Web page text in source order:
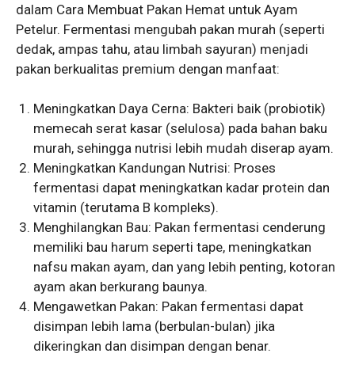
dalam Cara Membuat Pakan Hemat untuk Ayam
Petelur. Fermentasi mengubah pakan murah (seperti
dedak, ampas tahu, atau limbah sayuran) menjadi
pakan berkualitas premium dengan manfaat:
Meningkatkan Daya Cerna: Bakteri baik (probiotik)
memecah serat kasar (selulosa) pada bahan baku
murah, sehingga nutrisi lebih mudah diserap ayam.
Meningkatkan Kandungan Nutrisi: Proses
fermentasi dapat meningkatkan kadar protein dan
vitamin (terutama B kompleks).
Menghilangkan Bau: Pakan fermentasi cenderung
memiliki bau harum seperti tape, meningkatkan
nafsu makan ayam, dan yang lebih penting, kotoran
ayam akan berkurang baunya.
Mengawetkan Pakan: Pakan fermentasi dapat
disimpan lebih lama (berbulan-bulan) jika
dikeringkan dan disimpan dengan benar.